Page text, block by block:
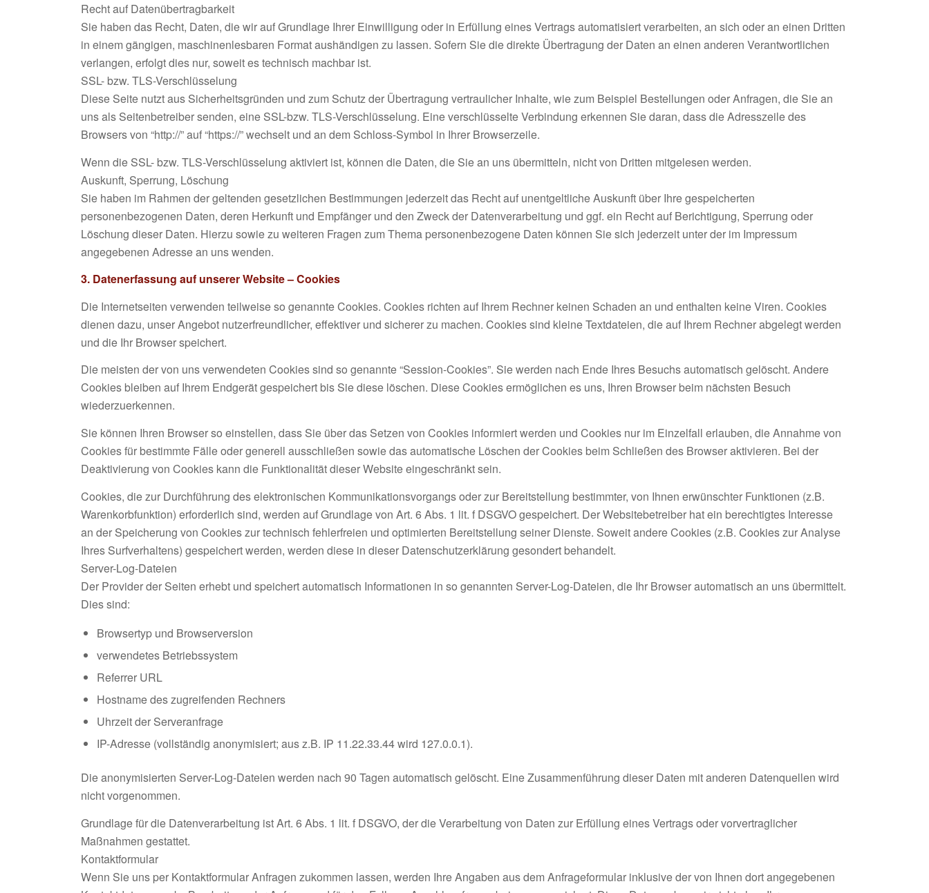
Recht auf Datenübertragbarkeit
Sie haben das Recht, Daten, die wir auf Grundlage Ihrer Einwilligung oder in Erfüllung eines Vertrags automatisiert verarbeiten, an sich oder an einen Dritten
in einem gängigen, maschinenlesbaren Format aushändigen zu lassen. Sofern Sie die direkte Übertragung der Daten an einen anderen Verantwortlichen
verlangen, erfolgt dies nur, soweit es technisch machbar ist.
SSL- bzw. TLS-Verschlüsselung
Diese Seite nutzt aus Sicherheitsgründen und zum Schutz der Übertragung vertraulicher Inhalte, wie zum Beispiel Bestellungen oder Anfragen, die Sie an
uns als Seitenbetreiber senden, eine SSL-bzw. TLS-Verschlüsselung. Eine verschlüsselte Verbindung erkennen Sie daran, dass die Adresszeile des
Browsers von “http://” auf “https://” wechselt und an dem Schloss-Symbol in Ihrer Browserzeile.
Wenn die SSL- bzw. TLS-Verschlüsselung aktiviert ist, können die Daten, die Sie an uns übermitteln, nicht von Dritten mitgelesen werden.
Auskunft, Sperrung, Löschung
Sie haben im Rahmen der geltenden gesetzlichen Bestimmungen jederzeit das Recht auf unentgeltliche Auskunft über Ihre gespeicherten
personenbezogenen Daten, deren Herkunft und Empfänger und den Zweck der Datenverarbeitung und ggf. ein Recht auf Berichtigung, Sperrung oder
Löschung dieser Daten. Hierzu sowie zu weiteren Fragen zum Thema personenbezogene Daten können Sie sich jederzeit unter der im Impressum
angegebenen Adresse an uns wenden.
3. Datenerfassung auf unserer Website – Cookies
Die Internetseiten verwenden teilweise so genannte Cookies. Cookies richten auf Ihrem Rechner keinen Schaden an und enthalten keine Viren. Cookies
dienen dazu, unser Angebot nutzerfreundlicher, effektiver und sicherer zu machen. Cookies sind kleine Textdateien, die auf Ihrem Rechner abgelegt werden
und die Ihr Browser speichert.
Die meisten der von uns verwendeten Cookies sind so genannte “Session-Cookies”. Sie werden nach Ende Ihres Besuchs automatisch gelöscht. Andere
Cookies bleiben auf Ihrem Endgerät gespeichert bis Sie diese löschen. Diese Cookies ermöglichen es uns, Ihren Browser beim nächsten Besuch
wiederzuerkennen.
Sie können Ihren Browser so einstellen, dass Sie über das Setzen von Cookies informiert werden und Cookies nur im Einzelfall erlauben, die Annahme von
Cookies für bestimmte Fälle oder generell ausschließen sowie das automatische Löschen der Cookies beim Schließen des Browser aktivieren. Bei der
Deaktivierung von Cookies kann die Funktionalität dieser Website eingeschränkt sein.
Cookies, die zur Durchführung des elektronischen Kommunikationsvorgangs oder zur Bereitstellung bestimmter, von Ihnen erwünschter Funktionen (z.B.
Warenkorbfunktion) erforderlich sind, werden auf Grundlage von Art. 6 Abs. 1 lit. f DSGVO gespeichert. Der Websitebetreiber hat ein berechtigtes Interesse
an der Speicherung von Cookies zur technisch fehlerfreien und optimierten Bereitstellung seiner Dienste. Soweit andere Cookies (z.B. Cookies zur Analyse
Ihres Surfverhaltens) gespeichert werden, werden diese in dieser Datenschutzerklärung gesondert behandelt.
Server-Log-Dateien
Der Provider der Seiten erhebt und speichert automatisch Informationen in so genannten Server-Log-Dateien, die Ihr Browser automatisch an uns übermittelt.
Dies sind:
Browsertyp und Browserversion
verwendetes Betriebssystem
Referrer URL
Hostname des zugreifenden Rechners
Uhrzeit der Serveranfrage
IP-Adresse (vollständig anonymisiert; aus z.B. IP 11.22.33.44 wird 127.0.0.1).
Die anonymisierten Server-Log-Dateien werden nach 90 Tagen automatisch gelöscht. Eine Zusammenführung dieser Daten mit anderen Datenquellen wird
nicht vorgenommen.
Grundlage für die Datenverarbeitung ist Art. 6 Abs. 1 lit. f DSGVO, der die Verarbeitung von Daten zur Erfüllung eines Vertrags oder vorvertraglicher
Maßnahmen gestattet.
Kontaktformular
Wenn Sie uns per Kontaktformular Anfragen zukommen lassen, werden Ihre Angaben aus dem Anfrageformular inklusive der von Ihnen dort angegebenen